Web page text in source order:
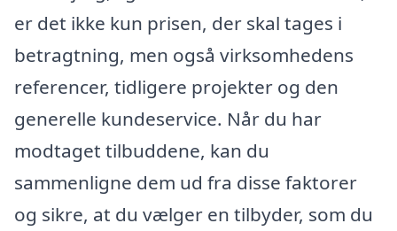
er det ikke kun prisen, der skal tages i
betragtning, men også virksomhedens
referencer, tidligere projekter og den
generelle kundeservice. Når du har
modtaget tilbuddene, kan du
sammenligne dem ud fra disse faktorer
og sikre, at du vælger en tilbyder, som du